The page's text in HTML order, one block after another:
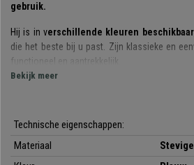
gebruik.
Hij is in verschillende kleuren beschikbaar
die het beste bij u past. Zijn klassieke en
functioneel en aantrekkelijk.
voorkomen en een goede ondersteuning van
is de rugleuning in diepte verstelbaar, wat
comfortabele en eenvoudige manier een
Bekijk meer
Technische eigenschappen:
Materiaal